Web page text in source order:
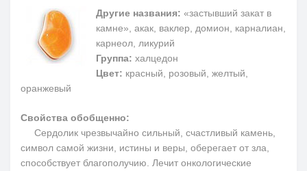
Другие названия: «застывший закат в
камне», акак, ваклер, домион, карналиан,
карнеол, ликурий
Группа: халцедон
Цвет: красный, розовый, желтый,
оранжевый
Свойства обобщенно:
Сердолик чрезвычайно сильный, счастливый камень,
символ самой жизни, истины и веры, оберегает от зла,
способствует благополучию. Лечит онкологические